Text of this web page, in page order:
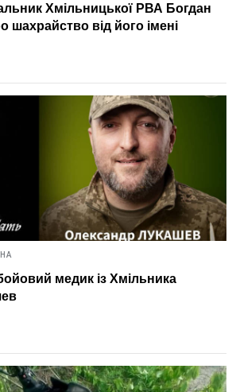
Хмільницької РВА Богдан
шахрайство від його імені
медик із Хмільника